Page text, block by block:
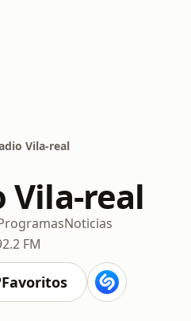
Vila-real
Vila-real
Noticias
FM
Favoritos